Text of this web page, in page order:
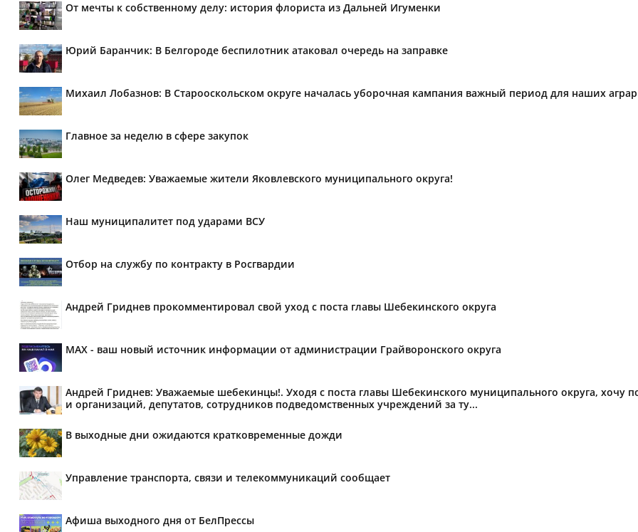
От мечты к собственному делу: история флориста из Дальней Игуменки
Юрий Баранчик: В Белгороде беспилотник атаковал очередь на заправке
Михаил Лобазнов: В Старооскольском округе началась уборочная кампания важный период для наших
Главное за неделю в сфере закупок
Олег Медведев: Уважаемые жители Яковлевского муниципального округа!
Наш муниципалитет под ударами ВСУ
Отбор на службу по контракту в Росгвардии
Андрей Гриднев прокомментировал свой уход с поста главы Шебекинского округа
MAX - ваш новый источник информации от администрации Грайворонского округа
Андрей Гриднев: Уважаемые шебекинцы!. Уходя с поста главы Шебекинского муниципального округа, хочу
и организаций, депутатов, сотрудников подведомственных учреждений за ту...
В выходные дни ожидаются кратковременные дожди
Управление транспорта, связи и телекоммуникаций сообщает
Афиша выходного дня от БелПрессы